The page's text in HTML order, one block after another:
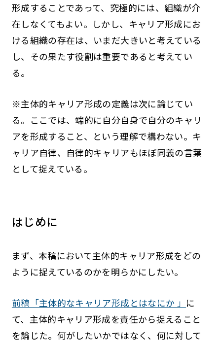
形成することであって、究極的には、組織が介
在しなくてもよい。しかし、キャリア形成にお
ける組織の存在は、いまだ大きいと考えている
し、その果たす役割は重要であると考えてい
る。
※主体的キャリア形成の定義は次に論じてい
る。ここでは、端的に自分自身で自分のキャリ
アを形成すること、という理解で構わない。キ
ャリア自律、自律的キャリアもほぼ同義の言葉
として捉えている。
はじめに
まず、本稿において主体的キャリア形成をどの
ように捉えているのかを明らかにしたい。
前稿「主体的なキャリア形成とはなにか 」 に
て、主体的キャリア形成を責任から捉えること
を論じた。何がしたいかではなく、何に対して